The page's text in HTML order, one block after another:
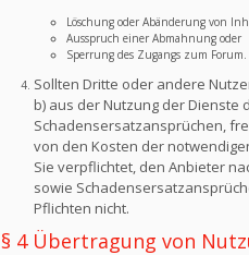
Löschung oder Abänderung von
Ausspruch einer Abmahnung oder
Sperrung des Zugangs zum Forum.
Sollten Dritte oder andere
b) aus der Nutzung der Dienste
Schadensersatzansprüchen,
von den Kosten der
Sie verpflichtet, den Anbieter
sowie
Pflichten nicht.
§ 4 Übertragung von